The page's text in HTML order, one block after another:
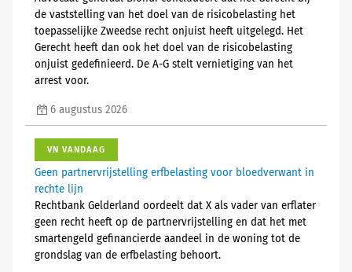
de vaststelling van het doel van de risicobelasting het
toepasselijke Zweedse recht onjuist heeft uitgelegd. Het
Gerecht heeft dan ook het doel van de risicobelasting
onjuist gedefinieerd. De A-G stelt vernietiging van het
arrest voor.
6 augustus 2026
VN VANDAAG
Geen partnervrijstelling erfbelasting voor bloedverwant in
rechte lijn
Rechtbank Gelderland oordeelt dat X als vader van erflater
geen recht heeft op de partnervrijstelling en dat het met
smartengeld gefinancierde aandeel in de woning tot de
grondslag van de erfbelasting behoort.